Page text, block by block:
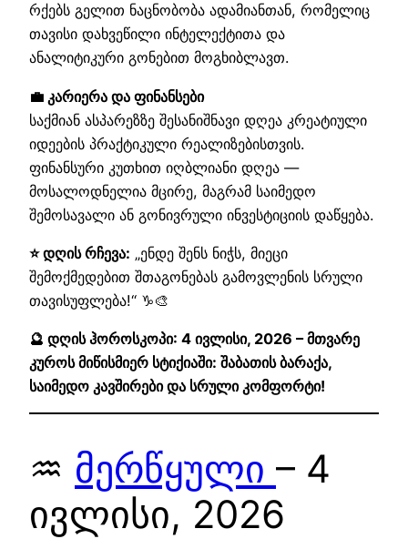
რქებს გელით ნაცნობობა ადამიანთან, რომელიც
თავისი დახვეწილი ინტელექტითა და
ანალიტიკური გონებით მოგხიბლავთ.
💼 კარიერა და ფინანსები
საქმიან ასპარეზზე შესანიშნავი დღეა კრეატიული
იდეების პრაქტიკული რეალიზებისთვის.
ფინანსური კუთხით იღბლიანი დღეა —
მოსალოდნელია მცირე, მაგრამ საიმედო
შემოსავალი ან გონივრული ინვესტიციის დაწყება.
⭐ დღის რჩევა: „ენდე შენს ნიჭს, მიეცი
შემოქმედებით შთაგონებას გამოვლენის სრული
თავისუფლება!“ ♑🎨
🔮 დღის ჰოროსკოპი: 4 ივლისი, 2026 – მთვარე
კუროს მიწისმიერ სტიქიაში: შაბათის ბარაქა,
საიმედო კავშირები და სრული კომფორტი!
♒ მერწყული – 4
ივლისი, 2026